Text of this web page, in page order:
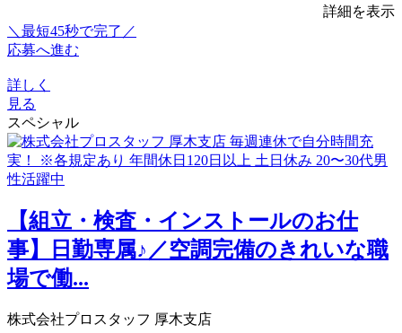
詳細を表示
＼最短45秒で完了／
応募へ進む
詳しく
見る
スペシャル
【組立・検査・インストールのお仕
事】日勤専属♪／空調完備のきれいな職
場で働...
株式会社プロスタッフ 厚木支店